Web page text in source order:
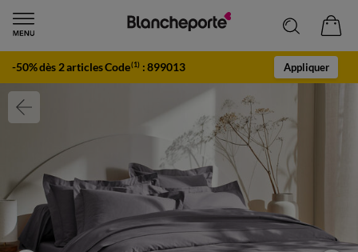
-50% dès 2 articles Code(1) :899013 Appliquer